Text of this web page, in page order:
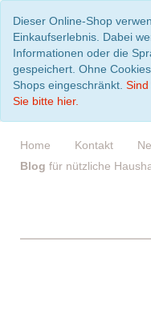
Dieser Online-Shop
Einkaufserlebnis. Dabei
Informationen oder die
gespeichert. Ohne
Shops eingeschränkt.
Sie bitte hier.
Home Kontakt
Blog für nützliche